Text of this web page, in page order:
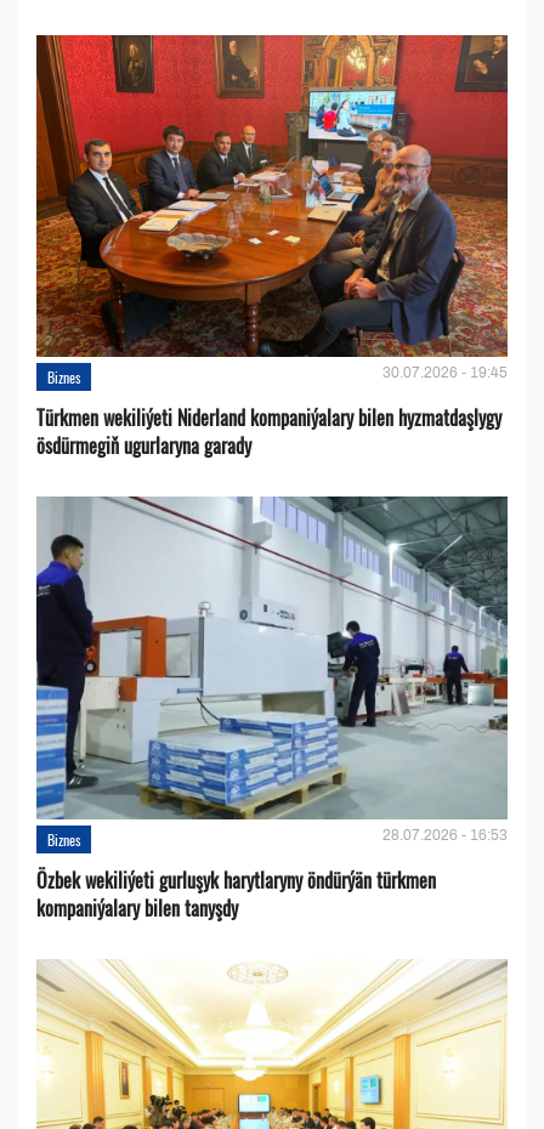
Biznes 30.07.2026 - 19:45
Türkmen wekiliýeti Niderland kompaniýalary bilen hyzmatdaşlygy
ösdürmegiň ugurlaryna garady
Biznes 28.07.2026 - 16:53
Özbek wekiliýeti gurluşyk harytlaryny öndürýän türkmen
kompaniýalary bilen tanyşdy